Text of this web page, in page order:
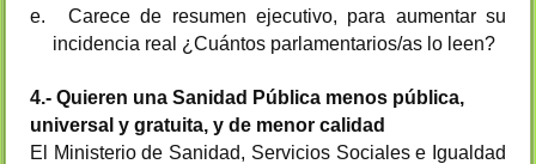
e.
Carece de resumen ejecutivo, para aumentar su
incidencia real ¿Cuántos parlamentarios/as lo leen?
4.- Quieren una Sanidad Pública menos pública,
universal y gratuita, y de menor calidad
El Ministerio de Sanidad, Servicios Sociales e Igualdad